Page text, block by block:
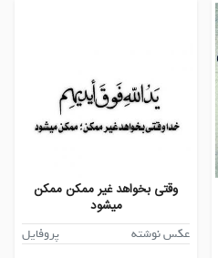
وقتی بخواهد غیر ممکن ممکن
میشود
عکس نوشته
پروفایل